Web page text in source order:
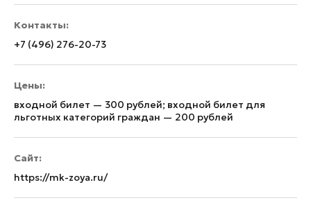
Контакты:
+7 (496) 276-20-73
Цены:
входной билет — 300 рублей; входной билет для
льготных категорий граждан — 200 рублей
Сайт:
https://mk-zoya.ru/